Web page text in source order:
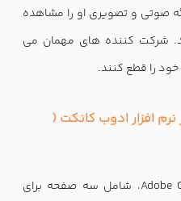
صوتی و تصویری او را مشاهده
شرکت کننده های مهمان می
را قطع کنند.
نرم افزار ادوب کانکت (
زبانه جلسات در Adobe Connect Central، شامل سه صفحه برای